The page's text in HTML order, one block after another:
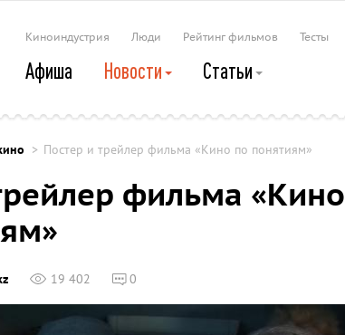
Киноиндустрия Люди Рейтинг фильмов Тесты
Афиша Новости Статьи
Постер и трейлер фильма «Кино по понятиям»
фильма «Кино
19 402 0